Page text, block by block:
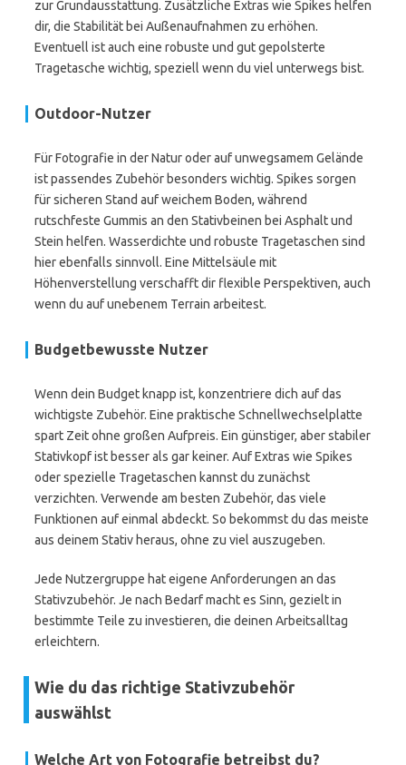
zur Grundausstattung. Zusätzliche Extras wie Spikes helfen
dir, die Stabilität bei Außenaufnahmen zu erhöhen.
Eventuell ist auch eine robuste und gut gepolsterte
Tragetasche wichtig, speziell wenn du viel unterwegs bist.
Outdoor-Nutzer
Für Fotografie in der Natur oder auf unwegsamem Gelände
ist passendes Zubehör besonders wichtig. Spikes sorgen
für sicheren Stand auf weichem Boden, während
rutschfeste Gummis an den Stativbeinen bei Asphalt und
Stein helfen. Wasserdichte und robuste Tragetaschen sind
hier ebenfalls sinnvoll. Eine Mittelsäule mit
Höhenverstellung verschafft dir flexible Perspektiven, auch
wenn du auf unebenem Terrain arbeitest.
Budgetbewusste Nutzer
Wenn dein Budget knapp ist, konzentriere dich auf das
wichtigste Zubehör. Eine praktische Schnellwechselplatte
spart Zeit ohne großen Aufpreis. Ein günstiger, aber stabiler
Stativkopf ist besser als gar keiner. Auf Extras wie Spikes
oder spezielle Tragetaschen kannst du zunächst
verzichten. Verwende am besten Zubehör, das viele
Funktionen auf einmal abdeckt. So bekommst du das meiste
aus deinem Stativ heraus, ohne zu viel auszugeben.
Jede Nutzergruppe hat eigene Anforderungen an das
Stativzubehör. Je nach Bedarf macht es Sinn, gezielt in
bestimmte Teile zu investieren, die deinen Arbeitsalltag
erleichtern.
Wie du das richtige Stativzubehör
auswählst
Welche Art von Fotografie betreibst du?